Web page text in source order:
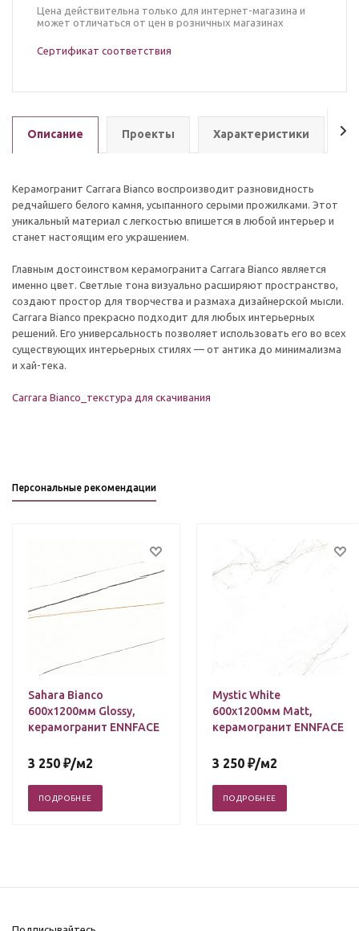
Цена действительна только для интернет-магазина и
может отличаться от цен в розничных магазинах
Сертификат соответствия
Описание Проекты Характеристики
Керамогранит Carrara Bianco воспроизводит разновидность
редчайшего белого камня, усыпанного серыми прожилками. Этот
уникальный материал с легкостью впишется в любой интерьер и
станет настоящим его украшением.
Главным достоинством керамогранита Carrara Bianco является
именно цвет. Светлые тона визуально расширяют пространство,
создают простор для творчества и размаха дизайнерской мысли.
Carrara Bianco прекрасно подходит для любых интерьерных
решений. Его универсальность позволяет использовать его во всех
существующих интерьерных стилях — от антика до минимализма
и хай-тека.
Carrara Bianco_текстура для скачивания
Персональные рекомендации
Sahara Bianco
600х1200мм Glossy,
керамогранит ENNFACE
3 250 ₽/м2
ПОДРОБНЕЕ
Mystic White
600х1200мм Matt,
керамогранит ENNFACE
3 250 ₽/м2
ПОДРОБНЕЕ